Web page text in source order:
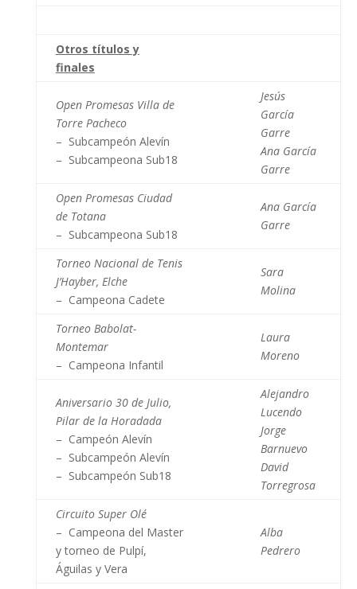
Otros títulos y
finales
Open Promesas Villa de
Torre Pacheco
– Subcampeón Alevín
– Subcampeona Sub18
Jesús
García
Garre
Ana García
Garre
Open Promesas Ciudad
de Totana
– Subcampeona Sub18
Ana García
Garre
Torneo Nacional de Tenis
J’Hayber, Elche
– Campeona Cadete
Sara
Molina
Torneo Babolat-
Montemar
– Campeona Infantil
Laura
Moreno
Aniversario 30 de Julio,
Pilar de la Horadada
– Campeón Alevín
– Subcampeón Alevín
– Subcampeón Sub18
Alejandro
Lucendo
Jorge
Barnuevo
David
Torregrosa
Circuito Super Olé
– Campeona del Master
y torneo de Pulpí,
Águilas y Vera
Alba
Pedrero